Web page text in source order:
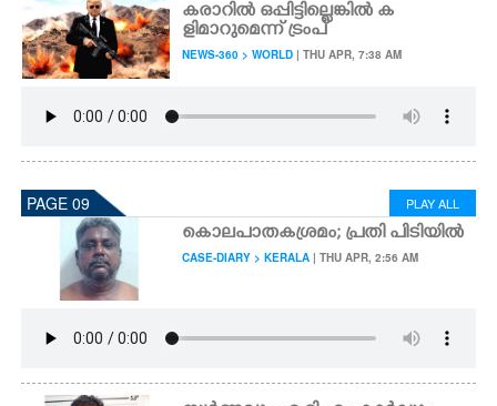
കരാറിൽ ഒപ്പിട്ടില്ലെങ്കിൽ ക
ളിമാറുമെന്ന് ട്രംപ്
NEWS-360 > WORLD | THU APR, 7:38 AM
PAGE 09 PLAY ALL
കൊലപാതകശ്രമം; പ്രതി പിടിയിൽ
CASE-DIARY > KERALA | THU APR, 2:56 AM